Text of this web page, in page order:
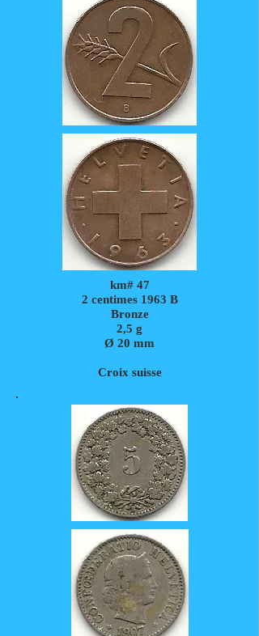
km# 47
2 centimes 1963 B
Bronze
2,5 g
Ø 20 mm
Croix suisse